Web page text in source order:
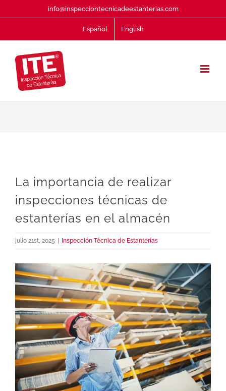
al
info@inspecciontecnicadeestanterias.com
Español English
La importancia de realizar
inspecciones técnicas de
estanterías en el almacén
julio 21st, 2025 | Inspección Técnica de Estanterías
Ver
imagen
más
grande